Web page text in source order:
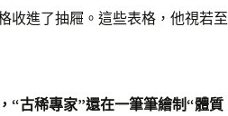
進了抽屜。這些表格，他視若至
古稀專家”還在一筆筆繪制“體質